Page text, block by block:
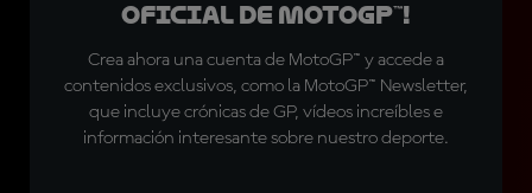
oficial de MotoGP™!
Crea ahora una cuenta de MotoGP™ y accede a
contenidos exclusivos, como la MotoGP™ Newsletter,
que incluye crónicas de GP, vídeos increíbles e
información interesante sobre nuestro deporte.